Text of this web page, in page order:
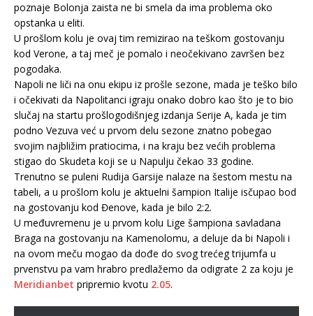
poznaje Bolonja zaista ne bi smela da ima problema oko
opstanka u eliti.
U prošlom kolu je ovaj tim remizirao na teškom gostovanju
kod Verone, a taj meč je pomalo i neočekivano završen bez
pogodaka.
Napoli ne liči na onu ekipu iz prošle sezone, mada je teško bilo
i očekivati da Napolitanci igraju onako dobro kao što je to bio
slučaj na startu prošlogodišnjeg izdanja Serije A, kada je tim
podno Vezuva već u prvom delu sezone znatno pobegao
svojim najbližim pratiocima, i na kraju bez većih problema
stigao do Skudeta koji se u Napulju čekao 33 godine.
Trenutno se puleni Rudija Garsije nalaze na šestom mestu na
tabeli, a u prošlom kolu je aktuelni šampion Italije isčupao bod
na gostovanju kod Đenove, kada je bilo 2:2.
U međuvremenu je u prvom kolu Lige šampiona savladana
Braga na gostovanju na Kamenolomu, a deluje da bi Napoli i
na ovom meču mogao da dođe do svog trećeg trijumfa u
prvenstvu pa vam hrabro predlažemo da odigrate 2 za koju je
Meridianbet pripremio kvotu 2.05.